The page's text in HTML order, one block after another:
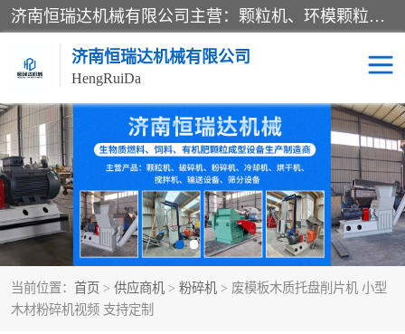
济南恒瑞达机械有限公司主营：颗粒机、环模颗粒机、平模颗粒机、粉碎机、滚筒筛分机、冷却机、颗粒燃烧机、生物质颗粒机、木屑颗粒机、秸秆颗粒机、饲料颗粒机、燃料颗粒机、木材粉碎机、秸秆粉碎机、饲料粉碎机、颗粒冷却机、锯末滚筒筛、锤片粉碎机、滚筒筛、搅拌机等产品。
济南恒瑞达机械有限公司
HengRuiDa
当前位置： 首页 > 供应商机 > 粉碎机 > 废模板木质托盘削片机 小型
木材粉碎机视频 支持定制
颗粒机 环模颗粒机
平模颗粒机 生物质颗粒机
秸秆颗粒机 饲料颗粒机
燃料颗粒机 木屑颗粒机